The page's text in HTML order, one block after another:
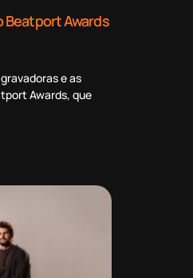
Beatport Awards
e as
Awards, que